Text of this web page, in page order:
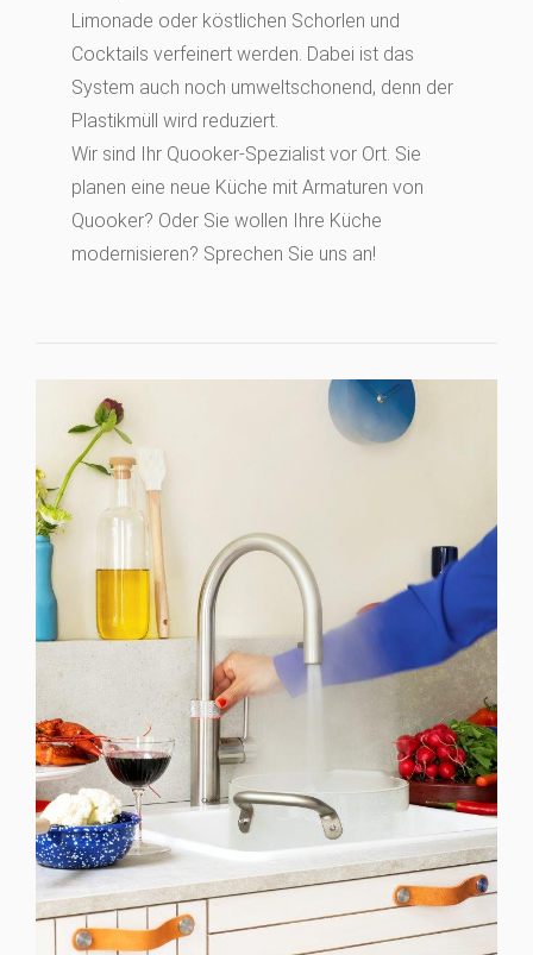
Limonade oder köstlichen Schorlen und
Cocktails verfeinert werden. Dabei ist das
System auch noch umweltschonend, denn der
Plastikmüll wird reduziert.
Wir sind Ihr Quooker-Spezialist vor Ort. Sie
planen eine neue Küche mit Armaturen von
Quooker? Oder Sie wollen Ihre Küche
modernisieren? Sprechen Sie uns an!